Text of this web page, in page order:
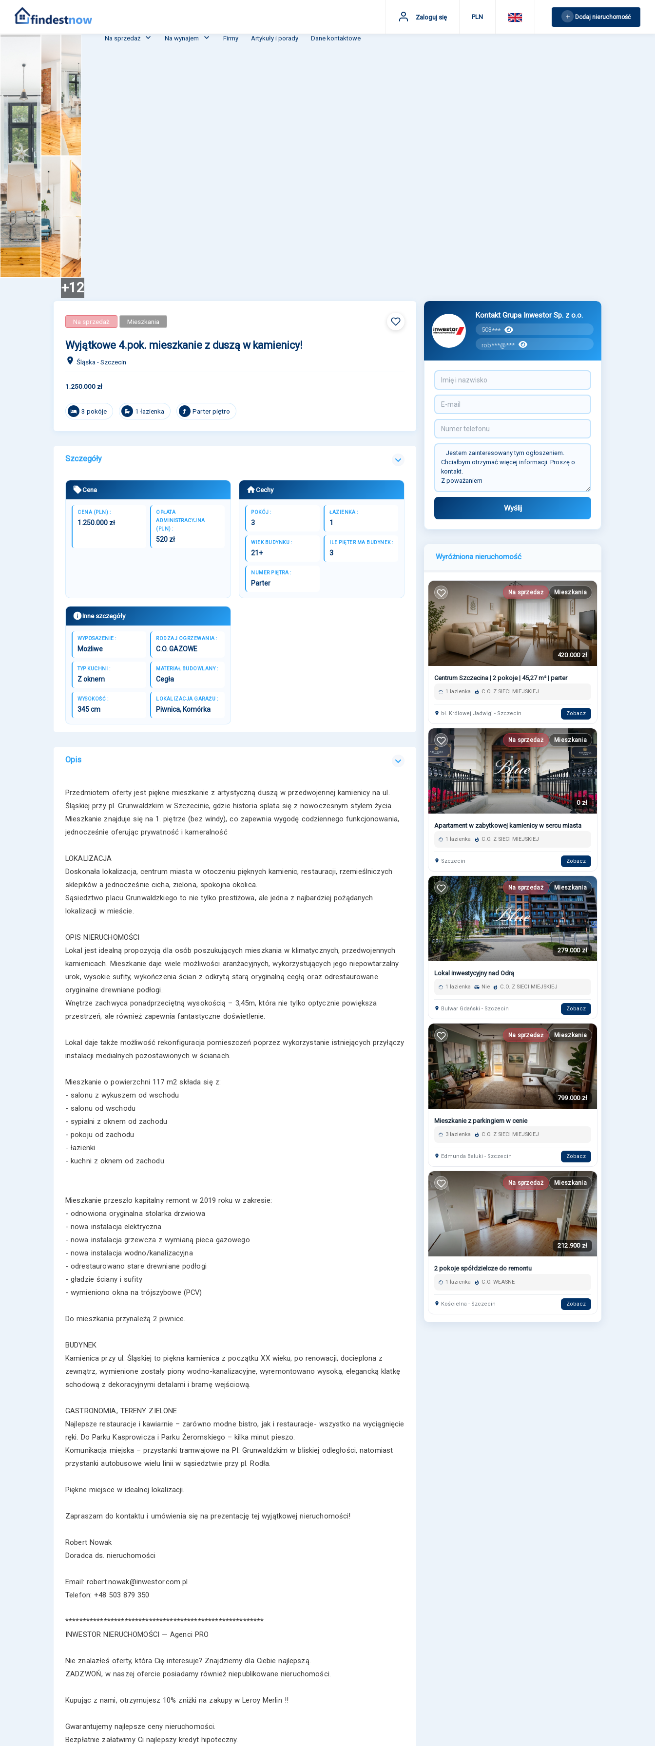
Dodaj nieruchomość
PLN
Zaloguj się
Na sprzedaż Na wynajem Firmy Artykuły i porady Dane kontaktowe
+12
Na sprzedaż Mieszkania
Wyjątkowe 4.pok. mieszkanie z duszą w kamienicy!
Śląska - Szczecin
1.250.000 zł
3 pokóje 1 łazienka Parter piętro
Szczegóły
Cena
CENA (PLN) :
1.250.000 zł
OPŁATA
ADMINISTRACYJNA
(PLN) :
520 zł
Cechy
POKÓJ :
3
ŁAZIENKA :
1
WIEK BUDYNKU :
21+
ILE PIĘTER MA BUDYNEK :
3
NUMER PIĘTRA :
Parter
Inne szczegóły
WYPOSAŻENIE :
Możliwe
RODZAJ OGRZEWANIA :
C.O. GAZOWE
TYP KUCHNI :
Z oknem
MATERIAŁ BUDOWLANY :
Cegła
WYSOKOŚĆ :
345 cm
LOKALIZACJA GARAŻU :
Piwnica, Komórka
Opis
Przedmiotem oferty jest piękne mieszkanie z artystyczną duszą w przedwojennej kamienicy na ul.
Śląskiej przy pl. Grunwaldzkim w Szczecinie, gdzie historia splata się z nowoczesnym stylem życia.
Mieszkanie znajduje się na 1. piętrze (bez windy), co zapewnia wygodę codziennego funkcjonowania,
jednocześnie oferując prywatność i kameralność
LOKALIZACJA
Doskonała lokalizacja, centrum miasta w otoczeniu pięknych kamienic, restauracji, rzemieślniczych
sklepików a jednocześnie cicha, zielona, spokojna okolica.
Sąsiedztwo placu Grunwaldzkiego to nie tylko prestiżowa, ale jedna z najbardziej pożądanych
lokalizacji w mieście.
OPIS NIERUCHOMOŚCI
Lokal jest idealną propozycją dla osób poszukujących mieszkania w klimatycznych, przedwojennych
kamienicach. Mieszkanie daje wiele możliwości aranżacyjnych, wykorzystujących jego niepowtarzalny
urok, wysokie sufity, wykończenia ścian z odkrytą starą oryginalną cegłą oraz odrestaurowane
oryginalne drewniane podłogi.
Wnętrze zachwyca ponadprzeciętną wysokością – 3,45m, która nie tylko optycznie powiększa
przestrzeń, ale również zapewnia fantastyczne doświetlenie.
Lokal daje także możliwość rekonfiguracja pomieszczeń poprzez wykorzystanie istniejących przyłączy
instalacji medialnych pozostawionych w ścianach.
Mieszkanie o powierzchni 117 m2 składa się z:
- salonu z wykuszem od wschodu
- salonu od wschodu
- sypialni z oknem od zachodu
- pokoju od zachodu
- łazienki
- kuchni z oknem od zachodu
Mieszkanie przeszło kapitalny remont w 2019 roku w zakresie:
- odnowiona oryginalna stolarka drzwiowa
- nowa instalacja elektryczna
- nowa instalacja grzewcza z wymianą pieca gazowego
- nowa instalacja wodno/kanalizacyjna
- odrestaurowano stare drewniane podłogi
- gładzie ściany i sufity
- wymieniono okna na trójszybowe (PCV)
Do mieszkania przynależą 2 piwnice.
BUDYNEK
Kamienica przy ul. Śląskiej to piękna kamienica z początku XX wieku, po renowacji, docieplona z
zewnątrz, wymienione zostały piony wodno-kanalizacyjne, wyremontowano wysoką, elegancką klatkę
schodową z dekoracyjnymi detalami i bramę wejściową.
GASTRONOMIA, TERENY ZIELONE
Najlepsze restauracje i kawiarnie – zarówno modne bistro, jak i restauracje- wszystko na wyciągnięcie
ręki. Do Parku Kasprowicza i Parku Żeromskiego – kilka minut pieszo.
Komunikacja miejska – przystanki tramwajowe na Pl. Grunwaldzkim w bliskiej odległości, natomiast
przystanki autobusowe wielu linii w sąsiedztwie przy pl. Rodła.
Piękne miejsce w idealnej lokalizacji.
Zapraszam do kontaktu i umówienia się na prezentację tej wyjątkowej nieruchomości!
Robert Nowak
Doradca ds. nieruchomości
Email: robert.nowak@inwestor.com.pl
Telefon: +48 503 879 350
*********************************************************
INWESTOR NIERUCHOMOŚCI — Agenci PRO
Nie znalazłeś oferty, która Cię interesuje? Znajdziemy dla Ciebie najlepszą.
ZADZWOŃ, w naszej ofercie posiadamy również niepublikowane nieruchomości.
Kupując z nami, otrzymujesz 10% zniżki na zakupy w Leroy Merlin !!
Gwarantujemy najlepsze ceny nieruchomości.
Bezpłatnie załatwimy Ci najlepszy kredyt hipoteczny.
Kontakt Grupa Inwestor Sp. z o.o.
503***
rob***@***
Wyślij
Wyróżniona nieruchomość
Na sprzedaż Mieszkania
420.000 zł
Centrum Szczecina | 2 pokoje | 45,27 m² | parter
1 łazienka C.O. Z SIECI MIEJSKIEJ
bł. Królowej Jadwigi - Szczecin Zobacz
Na sprzedaż Mieszkania
0 zł
Apartament w zabytkowej kamienicy w sercu miasta
1 łazienka C.O. Z SIECI MIEJSKIEJ
Szczecin Zobacz
Na sprzedaż Mieszkania
279.000 zł
Lokal inwestycyjny nad Odrą
1 łazienka Nie C.O. Z SIECI MIEJSKIEJ
Bulwar Gdański - Szczecin Zobacz
Na sprzedaż Mieszkania
799.000 zł
Mieszkanie z parkingiem w cenie
3 łazienka C.O. Z SIECI MIEJSKIEJ
Edmunda Bałuki - Szczecin Zobacz
Na sprzedaż Mieszkania
212.900 zł
2 pokoje spółdzielcze do remontu
1 łazienka C.O. WŁASNE
Kościelna - Szczecin Zobacz